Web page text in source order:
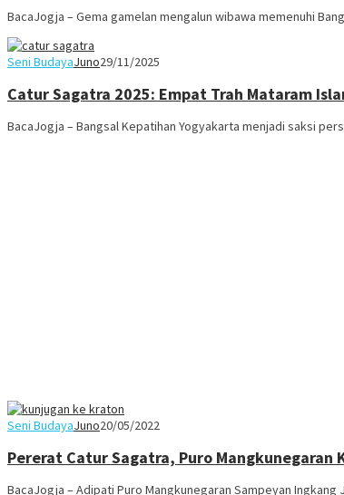
BacaJogja – Gema gamelan mengalun wibawa memenuhi
Seni BudayaJuno29/11/2025
Catur Sagatra 2025: Empat Trah Mataram
BacaJogja – Bangsal Kepatihan Yogyakarta menjadi saksi
Seni BudayaJuno20/05/2022
Pererat Catur Sagatra, Puro Mangkunegaran
BacaJogja – Adipati Puro Mangkunegaran Sampeyan